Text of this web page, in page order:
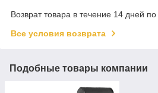
Возврат товара в течение 14 дней
Все условия возврата
Подобные товары компании